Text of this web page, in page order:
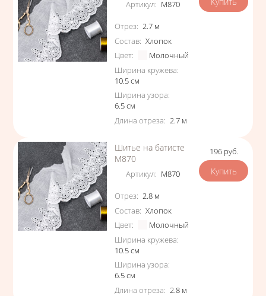
Артикул: М870
Характеристики
Отрез: 2.7 м
Состав: Хлопок
Цвет:
Молочный
Ширина кружева:
10.5см
Ширина узора:
6.5см
Длина отреза: 2.7 м
Шитье на батисте
М870
Артикул: М870
Характеристики
Отрез: 2.8 м
Состав: Хлопок
Цвет:
Молочный
Ширина кружева:
10.5см
Ширина узора:
6.5см
Длина отреза: 2.8 м
Цена
196 руб.